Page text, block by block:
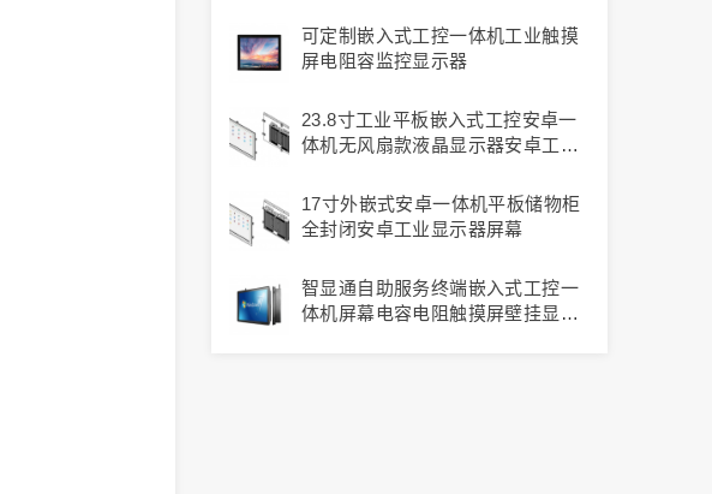
可定制嵌入式工控一体机工业触摸
屏电阻容监控显示器
23.8寸工业平板嵌入式工控安卓一
体机无风扇款液晶显示器安卓工控
17寸外嵌式安卓一体机平板储物柜
全封闭安卓工业显示器屏幕
智显通自助服务终端嵌入式工控一
体机屏幕电容电阻触摸屏壁挂显示